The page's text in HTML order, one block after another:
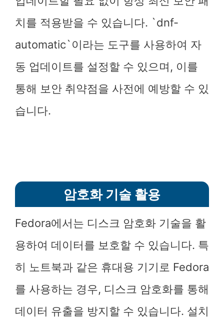
치를 적용받을 수 있습니다. `dnf-
automatic`이라는 도구를 사용하여 자
동 업데이트를 설정할 수 있으며, 이를
통해 보안 취약점을 사전에 예방할 수 있
습니다.
암호화 기술 활용
Fedora에서는 디스크 암호화 기술을 활
용하여 데이터를 보호할 수 있습니다. 특
히 노트북과 같은 휴대용 기기로 Fedora
를 사용하는 경우, 디스크 암호화를 통해
데이터 유출을 방지할 수 있습니다. 설치